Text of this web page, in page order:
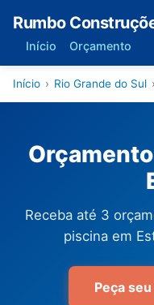
Rumbo
Início Orçamento
Início › Rio Grande do Sul ›
Receba até 3
piscina em
Peça